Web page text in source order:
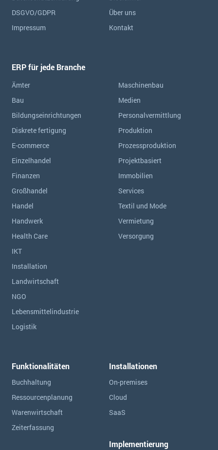
DSGVO/GDPR
Über uns
Impressum
Kontakt
ERP für jede Branche
Ämter
Bau
Bildungseinrichtungen
Diskrete fertigung
E-commerce
Einzelhandel
Finanzen
Großhandel
Handel
Handwerk
Health Care
IKT
Installation
Landwirtschaft
NGO
Lebensmittelindustrie
Logistik
Maschinenbau
Medien
Personalvermittlung
Produktion
Prozessproduktion
Projektbasiert
Immobilien
Services
Textil und Mode
Vermietung
Versorgung
Funktionalitäten
Buchhaltung
Ressourcen­planung
Warenwirtschaft
Zeiterfassung
Installationen
On-premises
Cloud
SaaS
Implementierung